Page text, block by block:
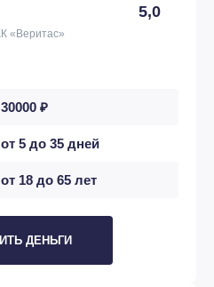
5,0
«Веритас»
30000 ₽
от 5 до 35 дней
от 18 до 65 лет
ДЕНЬГИ